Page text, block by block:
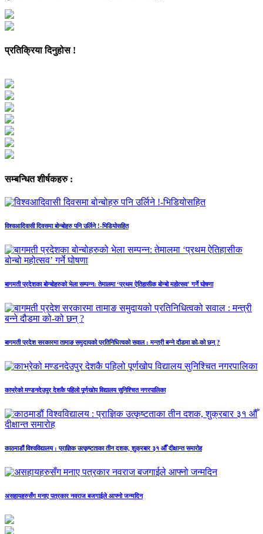
प्रतिक्रिया दिनुहोस !
सम्बन्धित शीर्षकहरु :
विश्वआदिवासी दिवसमा बोन्बोहरु पनि उर्लिने !-भिडियोसहित
बागमती प्रदेशका बोन्बोहरुको भेला सम्पन्न: तेमालमा ‘प्रथम ऐतिहासीक बोन्बो महोत्सव’ गर्ने घोषणा
बागमती प्रदेश सरकारमा तामाङ समुदायको प्रतिनिधित्वको सवाल : मन्त्री बन्ने दौडमा को‐को छन् ?
काभ्रेको मण्डनदेउपुर देशकै पहिलो पूर्णखोप विद्यालय सुनिश्चित नगरपालिका
काठमाडौं विश्वविद्यालय : प्राज्ञिक उत्कृष्टताका तीन दशक, शुक्रबार ३१ औँ दीक्षान्त समारोह
असहायहरुसँग मनाए पत्रकार नवराज बजगाईले आफ्नो जन्मदिन